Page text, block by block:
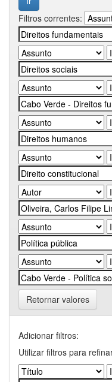
Filtros correntes:
Retornar valores
Adicionar filtros:
Utilizar filtros para